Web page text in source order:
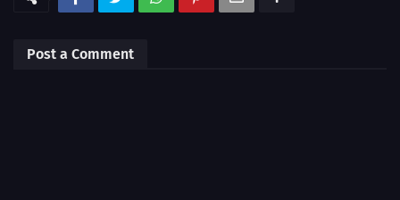
Post a Comment